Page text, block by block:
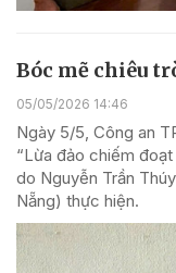
Bóc mẽ chiêu
05/05/2026 14:46
Ngày 5/5, Công an
“Lừa đảo chiếm
do Nguyễn Trần
Nẵng) thực hiện.